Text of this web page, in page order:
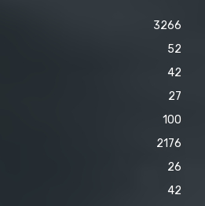
3266
52
42
27
100
2176
26
42